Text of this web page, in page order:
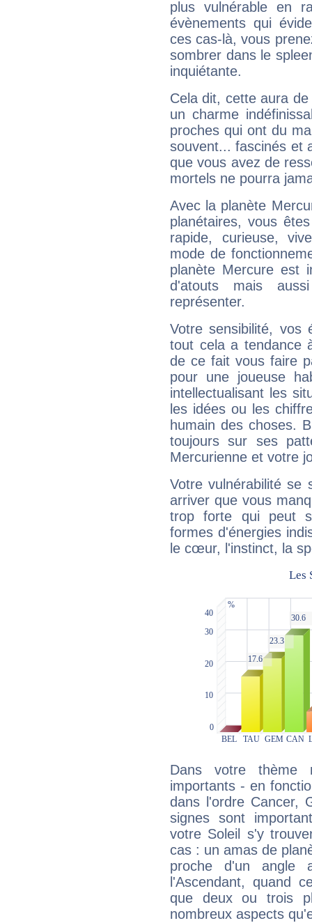
plus vulnérable en
évènements qui
ces cas-là, vous
sombrer dans le
inquiétante.
Cela dit, cette aura
un charme
proches qui ont du
souvent... fascinés et
que vous avez de
mortels ne pourra
Avec la planète
planétaires, vous
rapide, curieuse,
mode de
planète Mercure est
d'atouts mais
représenter.
Votre sensibilité,
tout cela a tendance
de ce fait vous faire
pour une joueuse
intellectualisant les
les idées ou les
humain des choses.
toujours sur ses
Mercurienne et votre
Votre vulnérabilité se
arriver que vous
trop forte qui peut
formes d'énergies
le cœur, l'instinct, la
Dans votre thème
importants - en
dans l'ordre Cancer,
signes sont
votre Soleil s'y
cas : un amas de
proche d'un
l'Ascendant, quand
que deux ou trois
nombreux aspects